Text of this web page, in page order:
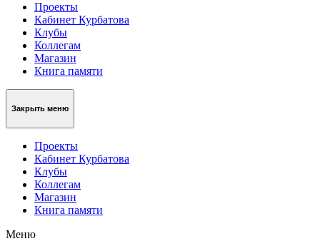
Проекты
Кабинет Курбатова
Клубы
Коллегам
Магазин
Книга памяти
Закрыть меню
Проекты
Кабинет Курбатова
Клубы
Коллегам
Магазин
Книга памяти
Меню